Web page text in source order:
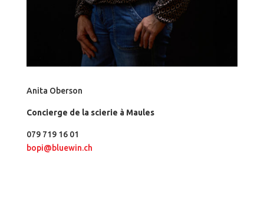
Anita Oberson
Concierge de la scierie à Maules
079 719 16 01
bopi@bluewin.ch